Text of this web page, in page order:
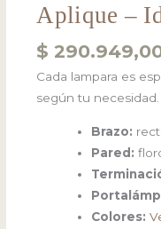
Aplique –
$
Cada lampara es
según tu necesidad.
Brazo:
Pared:
Colores: